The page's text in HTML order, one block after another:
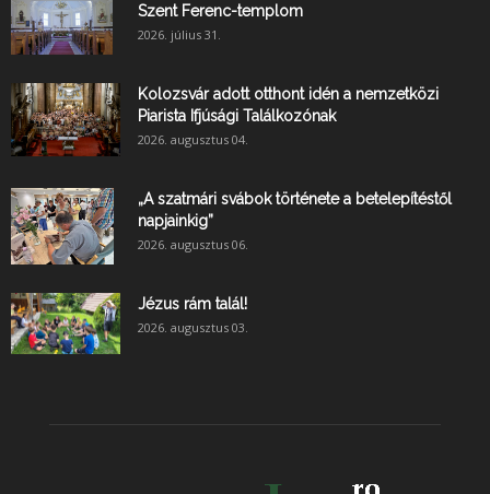
Szent Ferenc-templom
2026. július 31.
Kolozsvár adott otthont idén a nemzetközi
Piarista Ifjúsági Találkozónak
2026. augusztus 04.
„A szatmári svábok története a betelepítéstől
napjainkig”
2026. augusztus 06.
Jézus rám talál!
2026. augusztus 03.